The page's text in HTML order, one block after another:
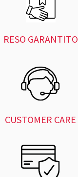
RESO GARANTITO
CUSTOMER CARE